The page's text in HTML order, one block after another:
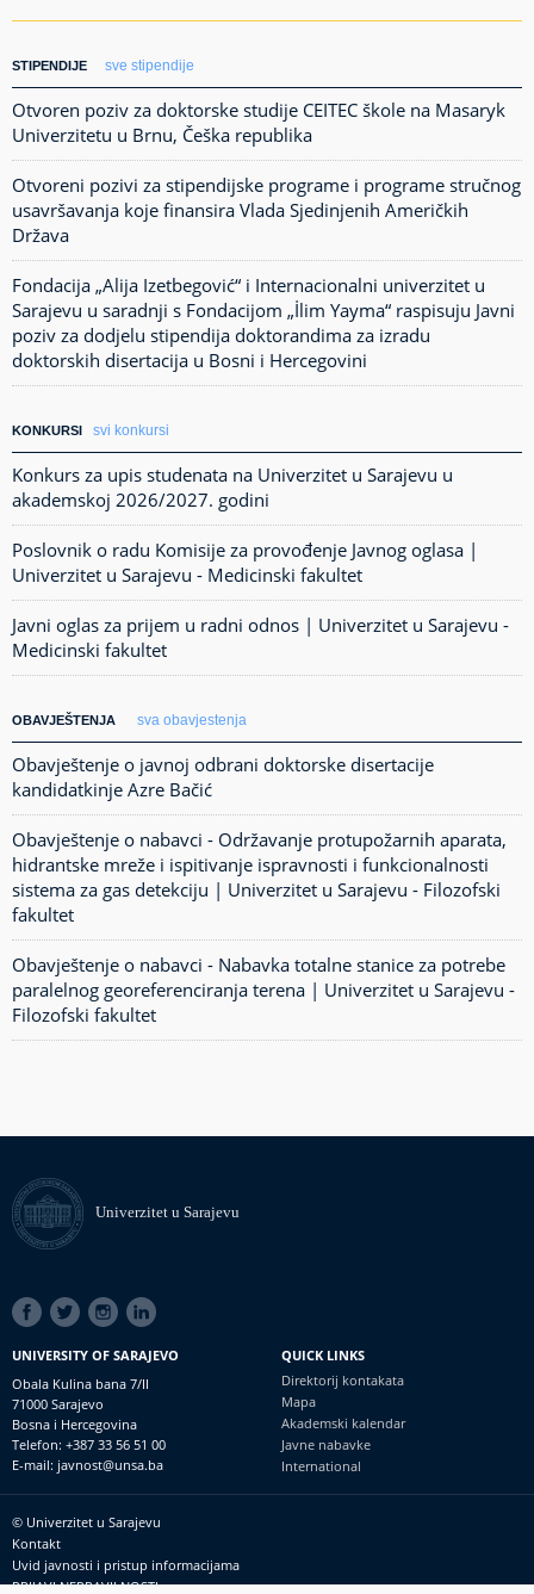
STIPENDIJE sve stipendije
Otvoren poziv za doktorske studije CEITEC škole na Masaryk
Univerzitetu u Brnu, Češka republika
Otvoreni pozivi za stipendijske programe i programe stručnog
usavršavanja koje finansira Vlada Sjedinjenih Američkih
Država
Fondacija „Alija Izetbegović“ i Internacionalni univerzitet u
Sarajevu u saradnji s Fondacijom „İlim Yayma“ raspisuju Javni
poziv za dodjelu stipendija doktorandima za izradu
doktorskih disertacija u Bosni i Hercegovini
KONKURSI svi konkursi
Konkurs za upis studenata na Univerzitet u Sarajevu u
akademskoj 2026/2027. godini
Poslovnik o radu Komisije za provođenje Javnog oglasa |
Univerzitet u Sarajevu - Medicinski fakultet
Javni oglas za prijem u radni odnos | Univerzitet u Sarajevu -
Medicinski fakultet
OBAVJEŠTENJA sva obavjestenja
Obavještenje o javnoj odbrani doktorske disertacije
kandidatkinje Azre Bačić
Obavještenje o nabavci - Održavanje protupožarnih aparata,
hidrantske mreže i ispitivanje ispravnosti i funkcionalnosti
sistema za gas detekciju | Univerzitet u Sarajevu - Filozofski
fakultet
Obavještenje o nabavci - Nabavka totalne stanice za potrebe
paralelnog georeferenciranja terena | Univerzitet u Sarajevu -
Filozofski fakultet
Univerzitet u Sarajevu
SOCIAL
LINKS
UNIVERSITY OF SARAJEVO
Obala Kulina bana 7/II
71000 Sarajevo
Bosna i Hercegovina
Telefon: +387 33 56 51 00
E-mail: javnost@unsa.ba
QUICK LINKS
Direktorij kontakata
Mapa
Akademski kalendar
Javne nabavke
International
Footer
meni
© Univerzitet u Sarajevu
Kontakt
Uvid javnosti i pristup informacijama
PRIJAVI NEPRAVILNOSTI